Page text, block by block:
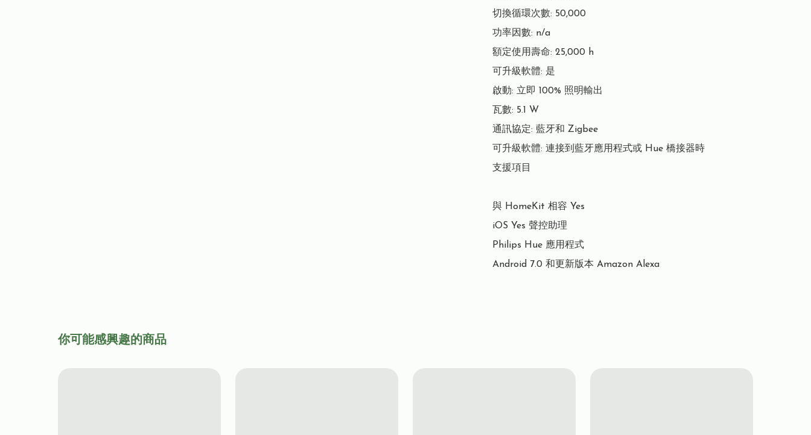
切換循環次數: 50,000
功率因數: n/a
額定使用壽命: 25,000 h
可升級軟體: 是
啟動: 立即 100% 照明輸出
瓦數: 5.1 W
通訊協定: 藍牙和 Zigbee
可升級軟體: 連接到藍牙應用程式或 Hue 橋接器時
支援項目
與 HomeKit 相容 Yes
iOS Yes 聲控助理
Philips Hue 應用程式
Android 7.0 和更新版本 Amazon Alexa
你可能感興趣的商品